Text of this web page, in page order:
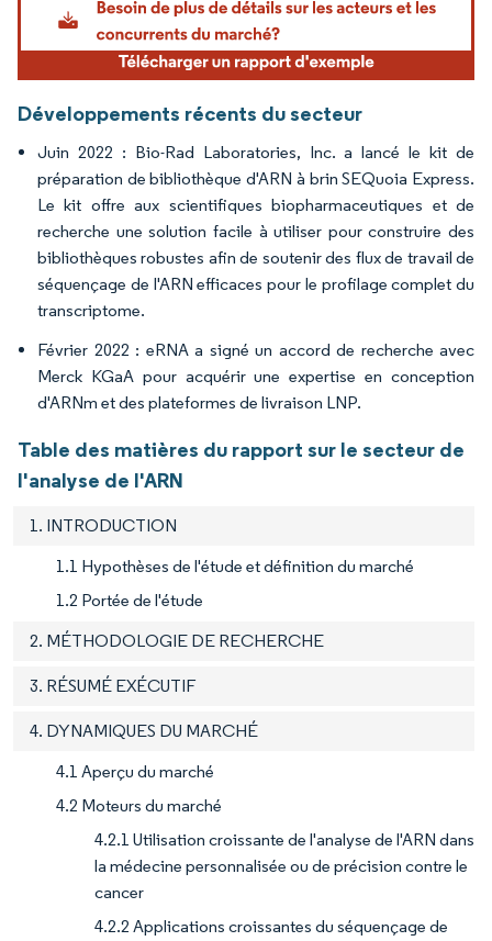
Développements récents du secteur
Juin 2022 : Bio-Rad Laboratories, Inc. a lancé le kit de
préparation de bibliothèque d'ARN à brin SEQuoia Express.
Le kit offre aux scientifiques biopharmaceutiques et de
recherche une solution facile à utiliser pour construire des
bibliothèques robustes afin de soutenir des flux de travail de
séquençage de l'ARN efficaces pour le profilage complet du
transcriptome.
Février 2022 : eRNA a signé un accord de recherche avec
Merck KGaA pour acquérir une expertise en conception
d'ARNm et des plateformes de livraison LNP.
Table des matières du rapport sur le secteur de
l'analyse de l'ARN
1. INTRODUCTION
1.1 Hypothèses de l'étude et définition du marché
1.2 Portée de l'étude
2. MÉTHODOLOGIE DE RECHERCHE
3. RÉSUMÉ EXÉCUTIF
4. DYNAMIQUES DU MARCHÉ
4.1 Aperçu du marché
4.2 Moteurs du marché
4.2.1 Utilisation croissante de l'analyse de l'ARN dans
la médecine personnalisée ou de précision contre le
cancer
4.2.2 Applications croissantes du séquençage de